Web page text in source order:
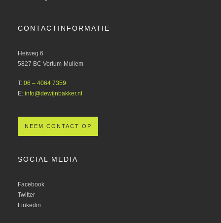
CONTACTINFORMATIE
Heiweg 6
5827 BC Vortum-Mullem
T: 06 – 4064 7359
E: info@dewijnbakker.nl
NEEM CONTACT OP
SOCIAL MEDIA
Facebook
Twitter
Linkedin